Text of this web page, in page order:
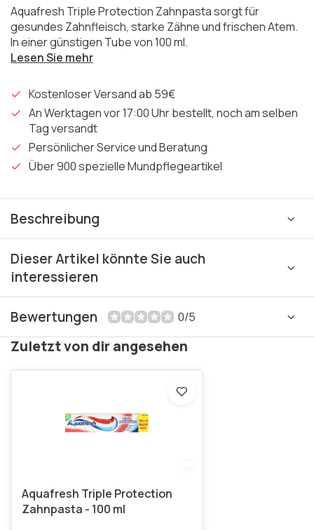
Aquafresh Triple Protection Zahnpasta sorgt für
gesundes Zahnfleisch, starke Zähne und frischen Atem.
In einer günstigen Tube von 100 ml.
Lesen Sie mehr
Kostenloser Versand ab 59€
An Werktagen vor 17:00 Uhr bestellt, noch am selben
Tag versandt
Persönlicher Service und Beratung
Über 900 spezielle Mundpflegeartikel
Beschreibung
Dieser Artikel könnte Sie auch
interessieren
Bewertungen 0/5
Zuletzt von dir angesehen
Aquafresh Triple Protection
Zahnpasta - 100 ml